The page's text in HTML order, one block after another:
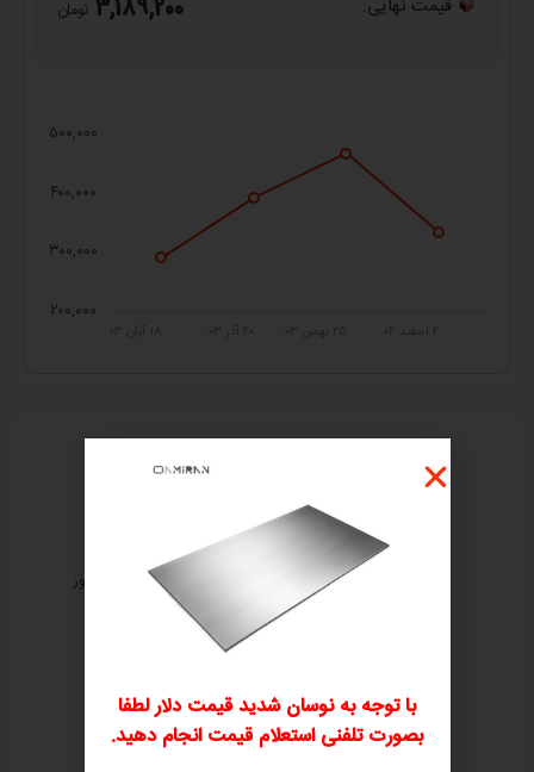
قیمت نهایی:
3,189,200 تومان
۲۰۰,۰۰۰
۳۰۰,۰۰۰
۴۰۰,۰۰۰
۵۰۰,۰۰۰
ثبت سفارش تلفنی بررسی و صدور پیش‌فاکتور
پرداخت فاکتور ارسال و تحویل کالا
با توجه به نوسان شدید قیمت دلار لطفا
بصورت تلفنی استعلام قیمت انجام دهید.